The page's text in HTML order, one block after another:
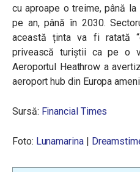
cu aproape o treime, până
pe an, până în 2030.
această ținta va fi ratată
privească turiștii ca pe o
Aeroportul Heathrow a
aeroport hub din Europa
Sursă: Financial Times
Foto: Lunamarina|